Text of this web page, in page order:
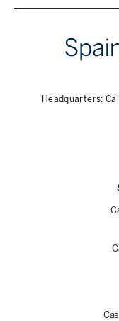
Headquarters: